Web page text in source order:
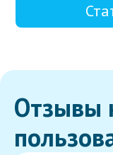
Отзывы